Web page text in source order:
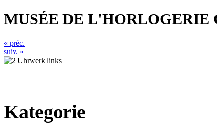
MUSÉE DE L'HORLOGERIE
« préc.
suiv. »
Kategorie